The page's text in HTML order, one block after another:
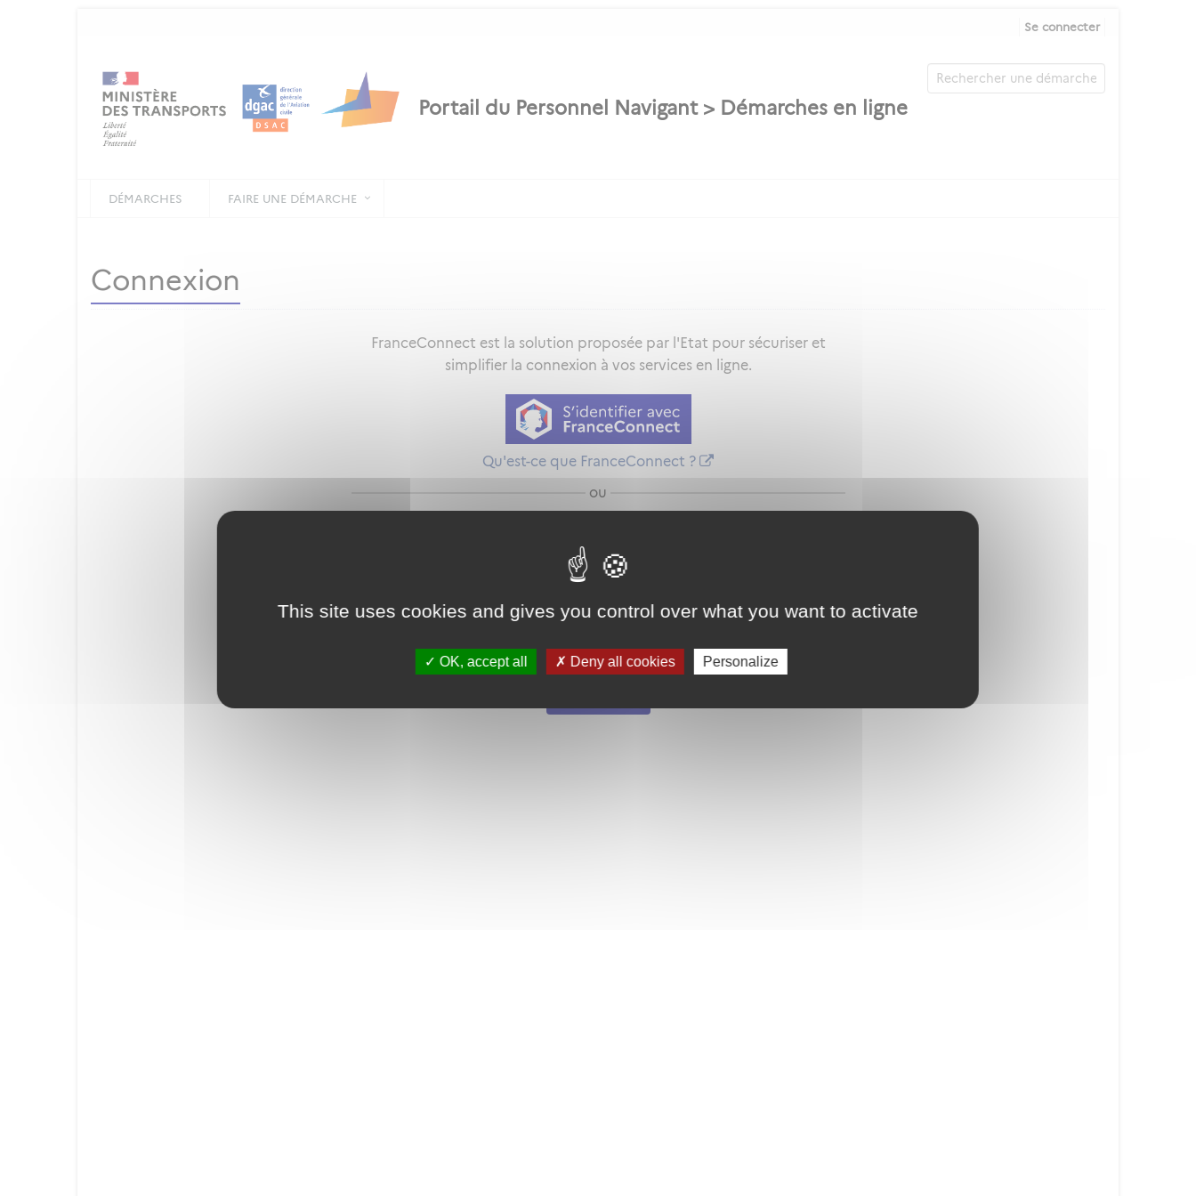
This site uses cookies and gives you control over what you want to activate
OK, accept all Deny all cookies Personalize
Se connecter
DÉMARCHES FAIRE UNE DÉMARCHE
Connexion
FranceConnect est la solution proposée par l'Etat pour sécuriser et
simplifier la connexion à vos services en ligne.
Qu'est-ce que FranceConnect ?
ou
Mot de passe
oublié ?
Je crée mon
compte